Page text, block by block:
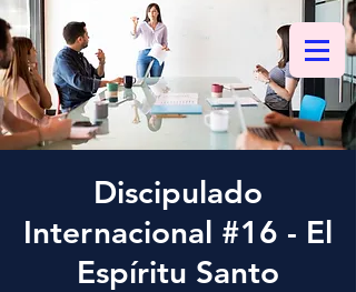
Discipulado
Internacional #16 - El
Espíritu Santo